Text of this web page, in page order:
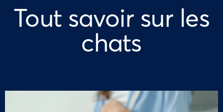
Tout savoir sur les
chats